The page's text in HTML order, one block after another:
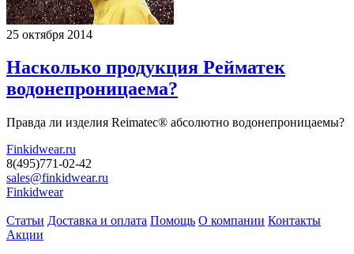
25 октября 2014
Насколько продукция Рейматек
водонепроницаема?
Правда ли изделия Reimatec® абсолютно водонепроницаемы?
Finkidwear.ru
8(495)771-02-42
sales@finkidwear.ru
Finkidwear
Статьи Доставка и оплата Помощь О компании Контакты
Акции